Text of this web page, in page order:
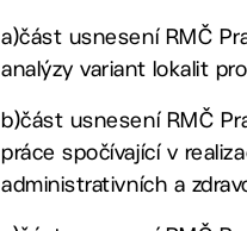
a)část usnesení RMČ
analýzy variant lokalit
b)část usnesení RMČ
práce spočívající v
administrativních a